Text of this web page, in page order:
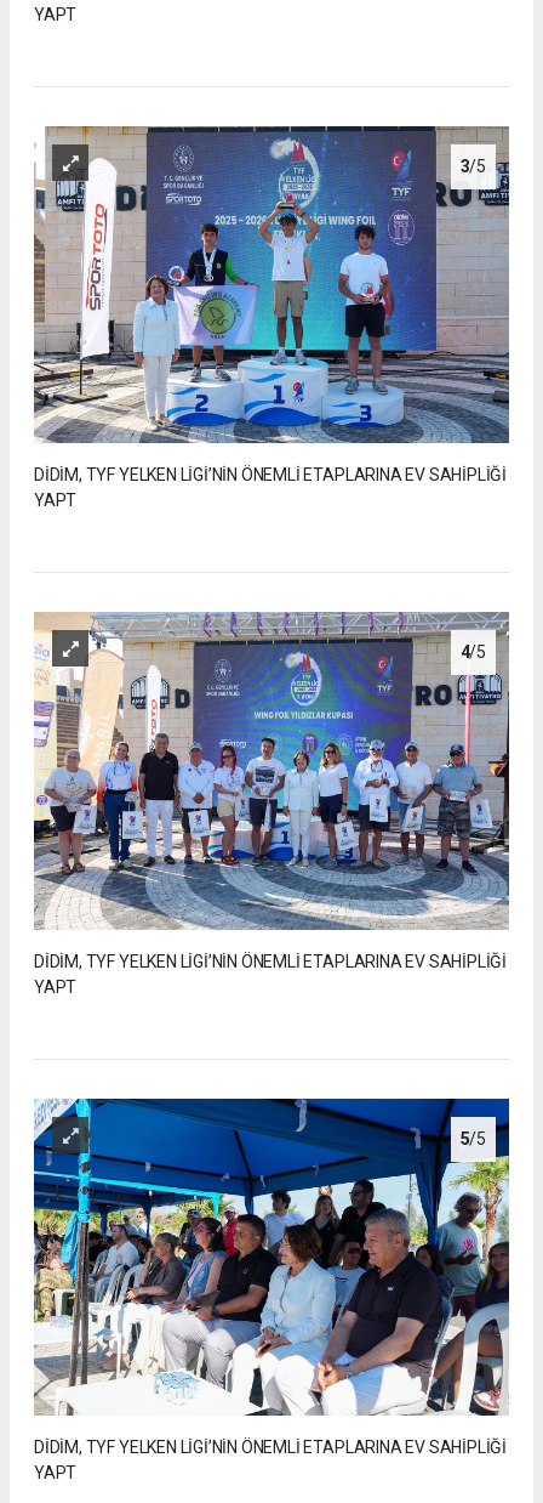
YAPT
3/5
DİDİM, TYF YELKEN LİGİ’NİN ÖNEMLİ ETAPLARINA EV SAHİPLİĞİ
YAPT
4/5
DİDİM, TYF YELKEN LİGİ’NİN ÖNEMLİ ETAPLARINA EV SAHİPLİĞİ
YAPT
5/5
DİDİM, TYF YELKEN LİGİ’NİN ÖNEMLİ ETAPLARINA EV SAHİPLİĞİ
YAPT